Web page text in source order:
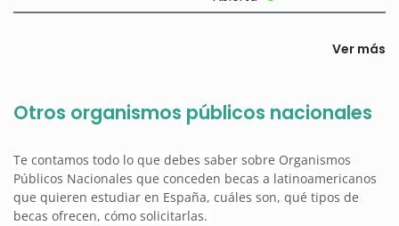
Ver más
Otros organismos públicos nacionales
Te contamos todo lo que debes saber sobre Organismos
Públicos Nacionales que conceden becas a latinoamericanos
que quieren estudiar en España, cuáles son, qué tipos de
becas ofrecen, cómo solicitarlas.